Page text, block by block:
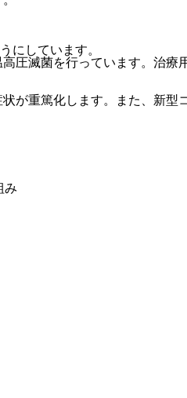
にしています。
圧滅菌を行っています。治療
が重篤化します。
また、新型
み